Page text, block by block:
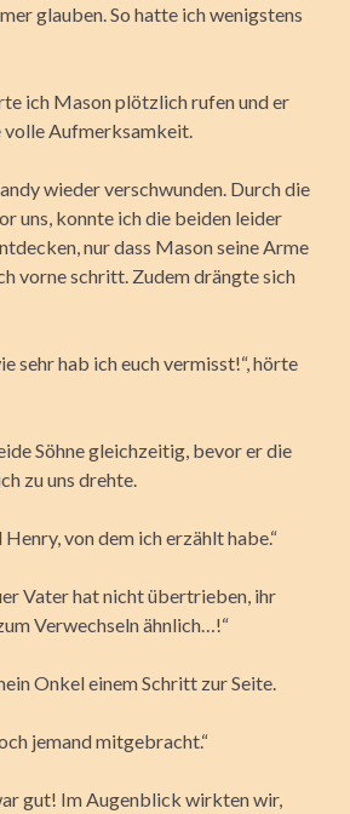
glauben. So hatte ich wenigstens
ich Mason plötzlich rufen und er
Aufmerksamkeit.
wieder verschwunden. Durch die
uns, konnte ich die beiden leider
nur dass Mason seine Arme
vorne schritt. Zudem drängte sich
sehr hab ich euch vermisst!“, hörte
Söhne gleichzeitig, bevor er die
zu uns drehte.
Henry, von dem ich erzählt habe.“
Vater hat nicht übertrieben, ihr
Verwechseln ähnlich…!“
Onkel einem Schritt zur Seite.
jemand mitgebracht.“
gut! Im Augenblick wirkten wir,